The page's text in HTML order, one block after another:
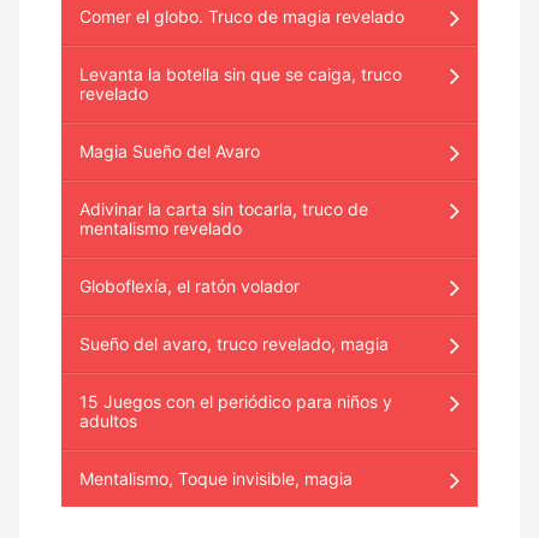
Comer el globo. Truco de magia revelado
Levanta la botella sin que se caiga, truco
revelado
Magia Sueño del Avaro
Adivinar la carta sin tocarla, truco de
mentalismo revelado
Globoflexía, el ratón volador
Sueño del avaro, truco revelado, magia
15 Juegos con el periódico para niños y
adultos
Mentalismo, Toque invisible, magia